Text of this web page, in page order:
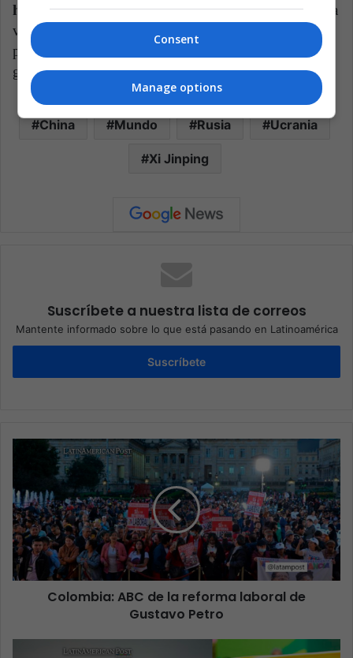
hoy parece lejano: la paz en Ucrania. Esta sería una
victoria significativa, especialmente luego de la crisis
por el coronavirus que dejó la imagen de China muy
golpeada.
China Mundo Rusia Ucrania
Xi Jinping
Suscríbete a nuestra lista de correos
Mantente informado sobre lo que está pasando en Latinoamérica
Suscríbete
Colombia: ABC de la reforma laboral de
Gustavo Petro
Consent
Manage options